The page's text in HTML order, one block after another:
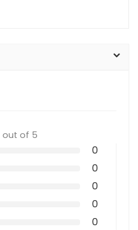
out of 5
0
0
0
0
0